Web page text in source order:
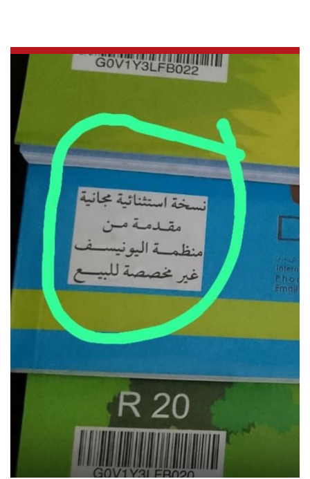
ثقافة وفنون
فصل من كتاب
اقرأ تضحك
كاميرا
صحّة وصحن
الرياضة
حظّك اليوم
فيديو